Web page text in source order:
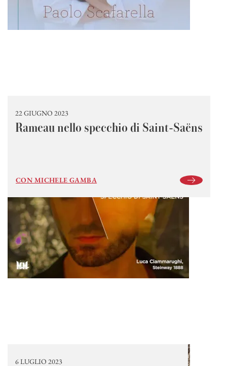
22 GIUGNO 2023
Rameau nello specchio di Saint-Saëns
CON MICHELE GAMBA
6 LUGLIO 2023